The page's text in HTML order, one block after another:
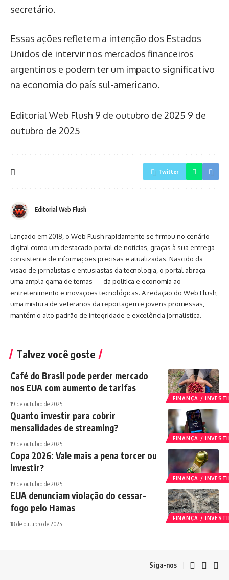
secretário.
Essas ações refletem a intenção dos Estados
Unidos de intervir nos mercados financeiros
argentinos e podem ter um impacto significativo
na economia do país sul-americano.
Editorial Web Flush 9 de outubro de 2025 9 de
outubro de 2025
Twitter
Editorial Web Flush
Lançado em 2018, o Web Flush rapidamente se firmou no cenário
digital como um destacado portal de notícias, graças à sua entrega
consistente de informações precisas e atualizadas. Nascido da
visão de jornalistas e entusiastas da tecnologia, o portal abraça
uma ampla gama de temas — da política e economia ao
entretenimento e inovações tecnológicas. A redação do Web Flush,
uma mistura de veteranos da reportagem e jovens promessas,
mantém o alto padrão de integridade e excelência jornalística.
Talvez você goste
FINANÇA /
Café do Brasil pode perder mercado
nos EUA com aumento de tarifas
19 de outubro de 2025
FINANÇA /
Quanto investir para cobrir
mensalidades de streaming?
19 de outubro de 2025
FINANÇA /
Copa 2026: Vale mais a pena torcer ou
investir?
19 de outubro de 2025
FINANÇA /
EUA denunciam violação do cessar-
fogo pelo Hamas
18 de outubro de 2025
Siga-nos